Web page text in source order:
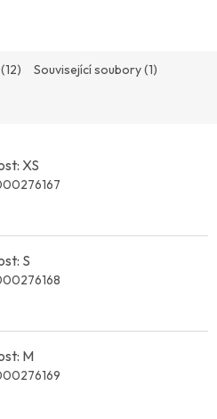
Související soubory (1)
XS
S
M